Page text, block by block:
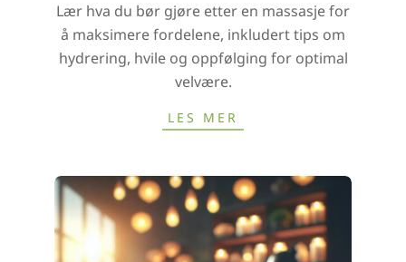
13
Lær hva du bør gjøre etter en massasje for
å maksimere fordelene, inkludert tips om
hydrering, hvile og oppfølging for optimal
velvære.
LES MER